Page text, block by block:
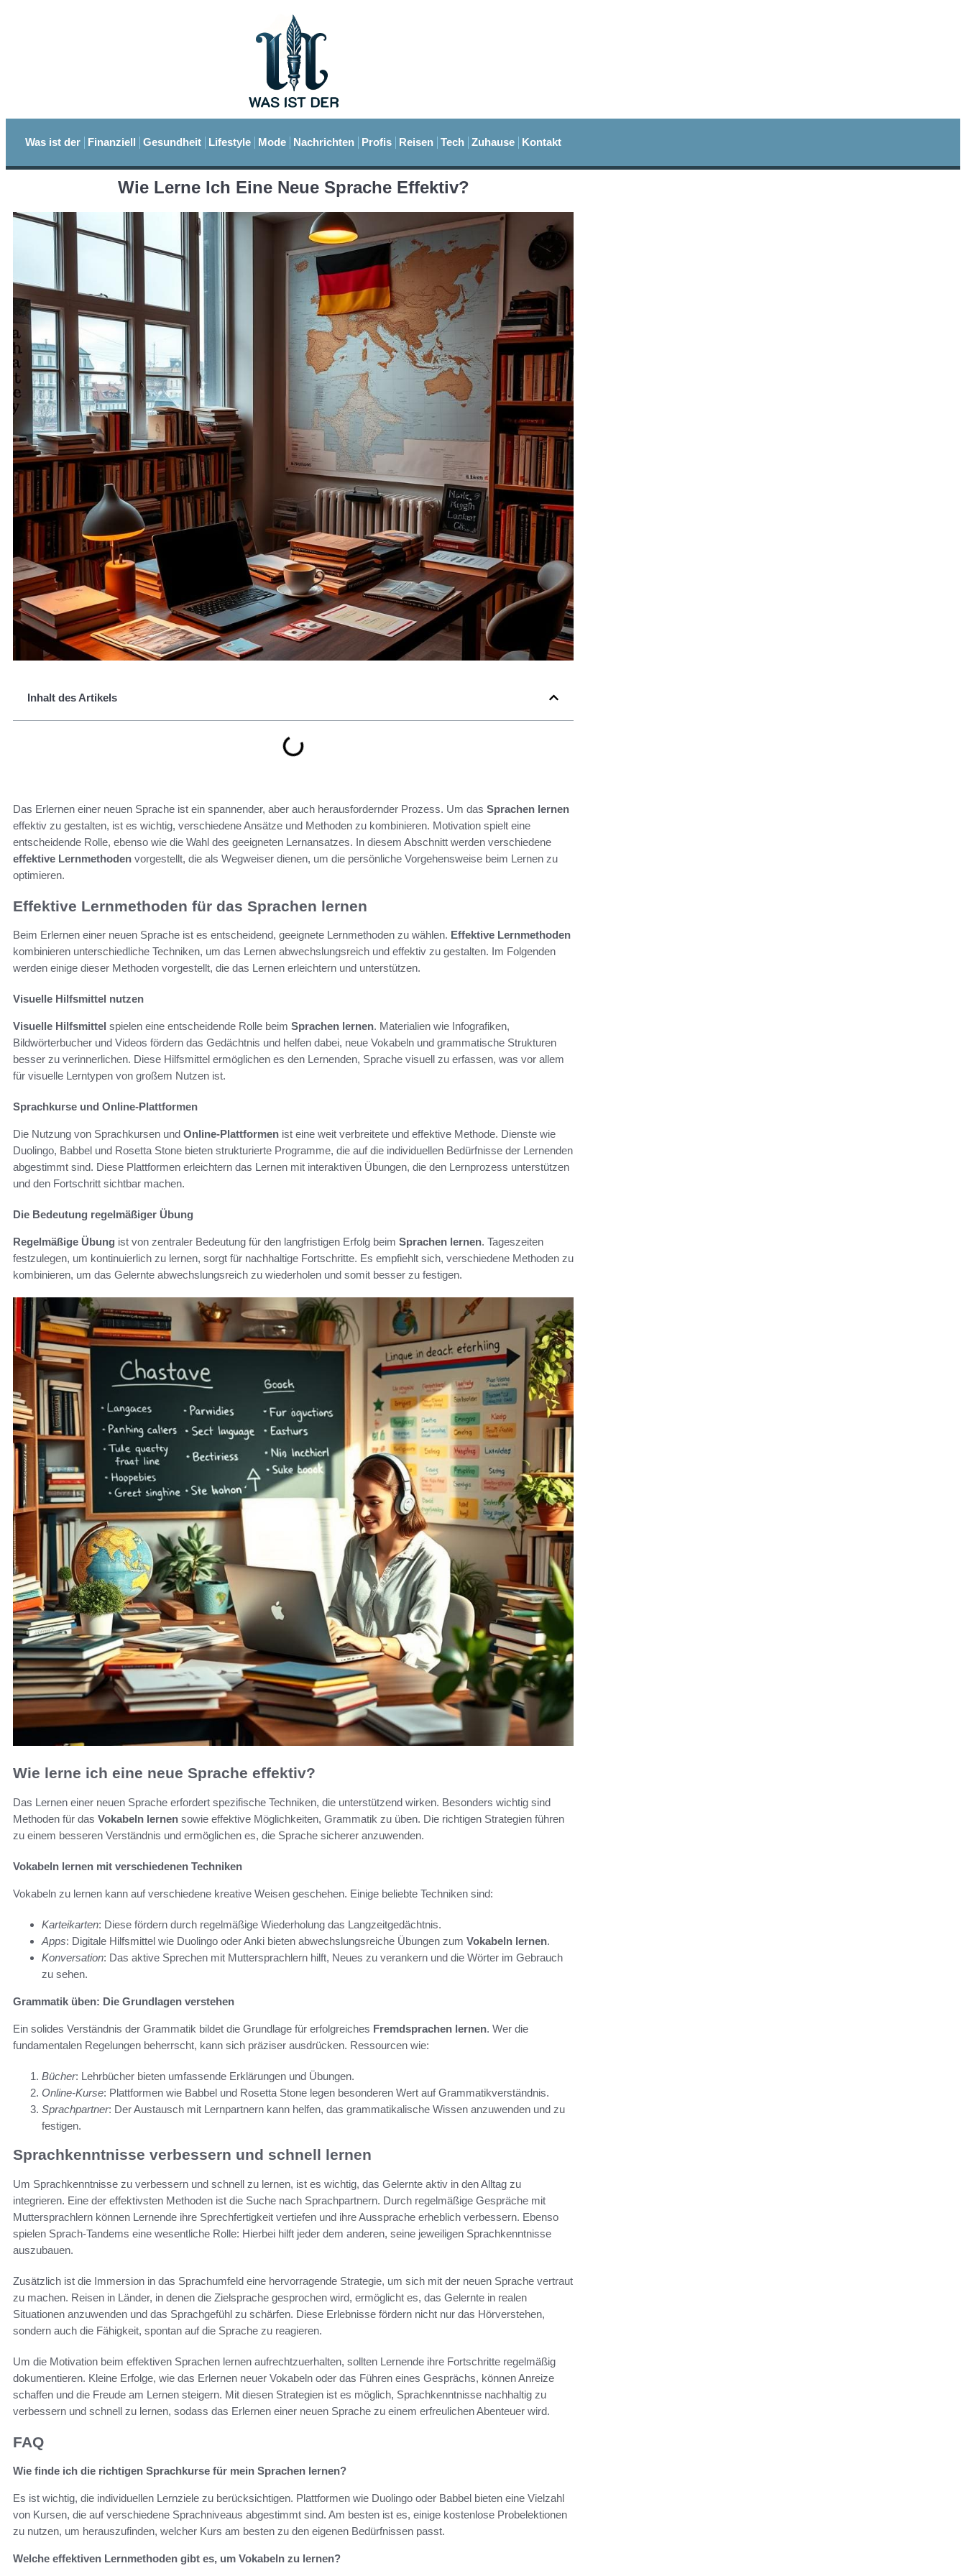
Was ist der Finanziell Gesundheit Lifestyle Mode Nachrichten Profis Reisen Tech Zuhause Kontakt
Wie Lerne Ich Eine Neue Sprache Effektiv?
Inhalt des Artikels
Das Erlernen einer neuen Sprache ist ein spannender, aber auch herausfordernder Prozess. Um das Sprachen lernen
effektiv zu gestalten, ist es wichtig, verschiedene Ansätze und Methoden zu kombinieren. Motivation spielt eine
entscheidende Rolle, ebenso wie die Wahl des geeigneten Lernansatzes. In diesem Abschnitt werden verschiedene
effektive Lernmethoden vorgestellt, die als Wegweiser dienen, um die persönliche Vorgehensweise beim Lernen zu
optimieren.
Effektive Lernmethoden für das Sprachen lernen
Beim Erlernen einer neuen Sprache ist es entscheidend, geeignete Lernmethoden zu wählen. Effektive Lernmethoden
kombinieren unterschiedliche Techniken, um das Lernen abwechslungsreich und effektiv zu gestalten. Im Folgenden
werden einige dieser Methoden vorgestellt, die das Lernen erleichtern und unterstützen.
Visuelle Hilfsmittel nutzen
Visuelle Hilfsmittel spielen eine entscheidende Rolle beim Sprachen lernen. Materialien wie Infografiken,
Bildwörterbucher und Videos fördern das Gedächtnis und helfen dabei, neue Vokabeln und grammatische Strukturen
besser zu verinnerlichen. Diese Hilfsmittel ermöglichen es den Lernenden, Sprache visuell zu erfassen, was vor allem
für visuelle Lerntypen von großem Nutzen ist.
Sprachkurse und Online-Plattformen
Die Nutzung von Sprachkursen und Online-Plattformen ist eine weit verbreitete und effektive Methode. Dienste wie
Duolingo, Babbel und Rosetta Stone bieten strukturierte Programme, die auf die individuellen Bedürfnisse der Lernenden
abgestimmt sind. Diese Plattformen erleichtern das Lernen mit interaktiven Übungen, die den Lernprozess unterstützen
und den Fortschritt sichtbar machen.
Die Bedeutung regelmäßiger Übung
Regelmäßige Übung ist von zentraler Bedeutung für den langfristigen Erfolg beim Sprachen lernen. Tageszeiten
festzulegen, um kontinuierlich zu lernen, sorgt für nachhaltige Fortschritte. Es empfiehlt sich, verschiedene Methoden zu
kombinieren, um das Gelernte abwechslungsreich zu wiederholen und somit besser zu festigen.
Wie lerne ich eine neue Sprache effektiv?
Das Lernen einer neuen Sprache erfordert spezifische Techniken, die unterstützend wirken. Besonders wichtig sind
Methoden für das Vokabeln lernen sowie effektive Möglichkeiten, Grammatik zu üben. Die richtigen Strategien führen
zu einem besseren Verständnis und ermöglichen es, die Sprache sicherer anzuwenden.
Vokabeln lernen mit verschiedenen Techniken
Vokabeln zu lernen kann auf verschiedene kreative Weisen geschehen. Einige beliebte Techniken sind:
Karteikarten: Diese fördern durch regelmäßige Wiederholung das Langzeitgedächtnis.
Apps: Digitale Hilfsmittel wie Duolingo oder Anki bieten abwechslungsreiche Übungen zum Vokabeln lernen.
Konversation: Das aktive Sprechen mit Muttersprachlern hilft, Neues zu verankern und die Wörter im Gebrauch
zu sehen.
Grammatik üben: Die Grundlagen verstehen
Ein solides Verständnis der Grammatik bildet die Grundlage für erfolgreiches Fremdsprachen lernen. Wer die
fundamentalen Regelungen beherrscht, kann sich präziser ausdrücken. Ressourcen wie:
Bücher: Lehrbücher bieten umfassende Erklärungen und Übungen.
Online-Kurse: Plattformen wie Babbel und Rosetta Stone legen besonderen Wert auf Grammatikverständnis.
Sprachpartner: Der Austausch mit Lernpartnern kann helfen, das grammatikalische Wissen anzuwenden und zu
festigen.
Sprachkenntnisse verbessern und schnell lernen
Um Sprachkenntnisse zu verbessern und schnell zu lernen, ist es wichtig, das Gelernte aktiv in den Alltag zu
integrieren. Eine der effektivsten Methoden ist die Suche nach Sprachpartnern. Durch regelmäßige Gespräche mit
Muttersprachlern können Lernende ihre Sprechfertigkeit vertiefen und ihre Aussprache erheblich verbessern. Ebenso
spielen Sprach-Tandems eine wesentliche Rolle: Hierbei hilft jeder dem anderen, seine jeweiligen Sprachkenntnisse
auszubauen.
Zusätzlich ist die Immersion in das Sprachumfeld eine hervorragende Strategie, um sich mit der neuen Sprache vertraut
zu machen. Reisen in Länder, in denen die Zielsprache gesprochen wird, ermöglicht es, das Gelernte in realen
Situationen anzuwenden und das Sprachgefühl zu schärfen. Diese Erlebnisse fördern nicht nur das Hörverstehen,
sondern auch die Fähigkeit, spontan auf die Sprache zu reagieren.
Um die Motivation beim effektiven Sprachen lernen aufrechtzuerhalten, sollten Lernende ihre Fortschritte regelmäßig
dokumentieren. Kleine Erfolge, wie das Erlernen neuer Vokabeln oder das Führen eines Gesprächs, können Anreize
schaffen und die Freude am Lernen steigern. Mit diesen Strategien ist es möglich, Sprachkenntnisse nachhaltig zu
verbessern und schnell zu lernen, sodass das Erlernen einer neuen Sprache zu einem erfreulichen Abenteuer wird.
FAQ
Wie finde ich die richtigen Sprachkurse für mein Sprachen lernen?
Es ist wichtig, die individuellen Lernziele zu berücksichtigen. Plattformen wie Duolingo oder Babbel bieten eine Vielzahl
von Kursen, die auf verschiedene Sprachniveaus abgestimmt sind. Am besten ist es, einige kostenlose Probelektionen
zu nutzen, um herauszufinden, welcher Kurs am besten zu den eigenen Bedürfnissen passt.
Welche effektiven Lernmethoden gibt es, um Vokabeln zu lernen?